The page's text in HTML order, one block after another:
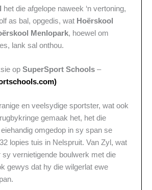
het die afgelope naweek ‘n vertoning,
as bal, opgedis, wat Hoërskool
Menlopark, hoewel om
lank sal onthou.
op SuperSport Schools –
en veelsydige sportster, wat ook
gemaak het, het die
omgedop in sy span se
lopies tuis in Nelspruit. Van Zyl, wat
vernietigende boulwerk met die
gewys dat hy die wilgerlat ewe